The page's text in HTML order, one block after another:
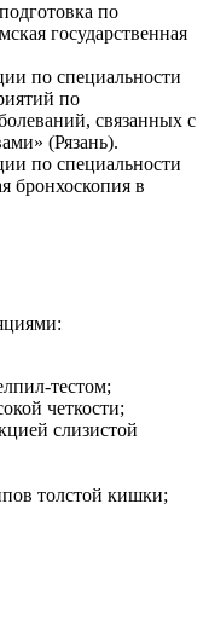
по
государственная
по специальности
по
связанных с
(Рязань).
по специальности
бронхоскопия в
тестом;
четкости;
слизистой
толстой кишки;